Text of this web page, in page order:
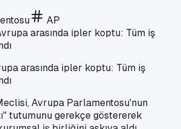
AP
arasında ipler koptu: Tüm iş
Avrupa Parlamentosu'nun
tutumunu gerekçe göstererek